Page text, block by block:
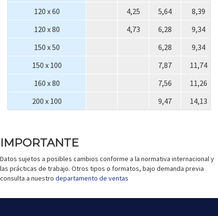
120 x 60
4,25 5,64
8,39
120 x 80
4,73 6,28
9,34
150 x 50
6,28
9,34
150 x 100
7,87
11,74
160 x 80
7,56
11,26
200 x 100
9,47 14,13
IMPORTANTE
Datos sujetos a posibles cambios conforme a la normativa internacional y
las prácticas de trabajo. Otros tipos o formatos, bajo demanda previa
consulta a nuestro departamento de ventas